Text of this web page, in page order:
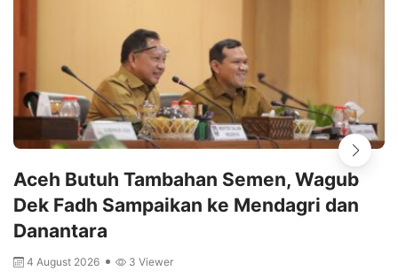
Aceh Butuh Tambahan Semen, Wagub
Dek Fadh Sampaikan ke Mendagri dan
Danantara
4 August 2026 3 Viewer